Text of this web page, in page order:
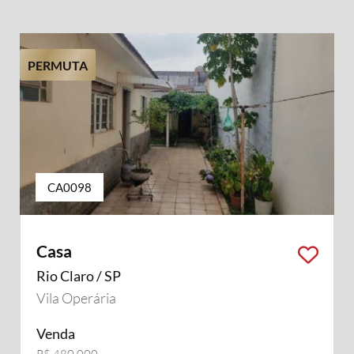
PERMUTA
CA0098
Casa
Rio Claro / SP
Vila Operária
Venda